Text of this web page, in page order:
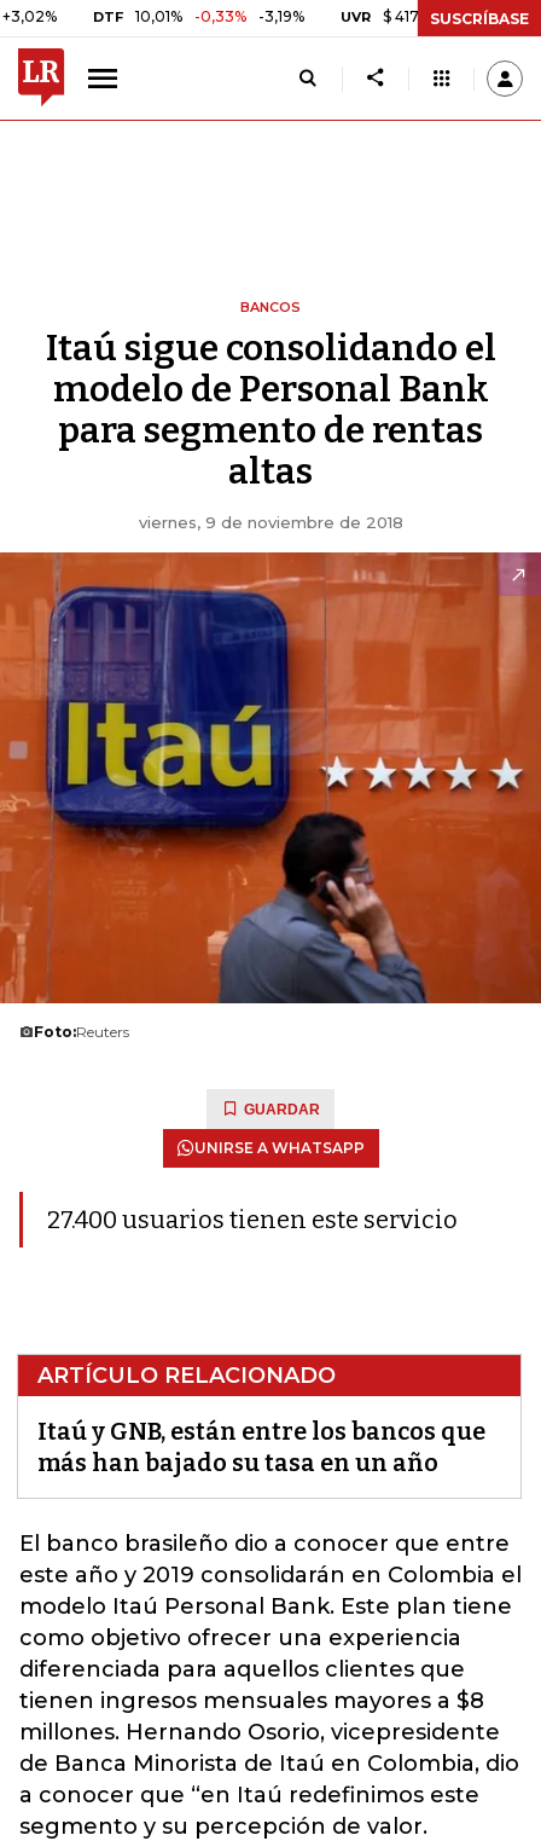
DTF 10,01% -0,33% -3,19% UVR $ 417,07 +$ 0,05 +0,01%
SUSCRÍBASE
BANCOS
Itaú sigue consolidando el
modelo de Personal Bank
para segmento de rentas
altas
viernes, 9 de noviembre de 2018
Foto:Reuters
GUARDAR
UNIRSE A WHATSAPP
27.400 usuarios tienen este servicio
ARTÍCULO RELACIONADO
Itaú y GNB, están entre los bancos que
más han bajado su tasa en un año
El banco brasileño dio a conocer que entre
este año y 2019 consolidarán en Colombia el
modelo Itaú Personal Bank. Este plan tiene
como objetivo ofrecer una experiencia
diferenciada para aquellos clientes que
tienen ingresos mensuales mayores a $8
millones. Hernando Osorio, vicepresidente
de Banca Minorista de Itaú en Colombia, dio
a conocer que “en Itaú redefinimos este
segmento y su percepción de valor.